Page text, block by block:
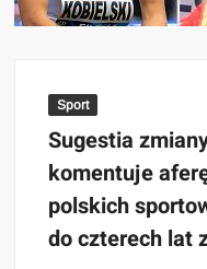
Sport
Sugestia
komentuje
polskich
do czterech lat